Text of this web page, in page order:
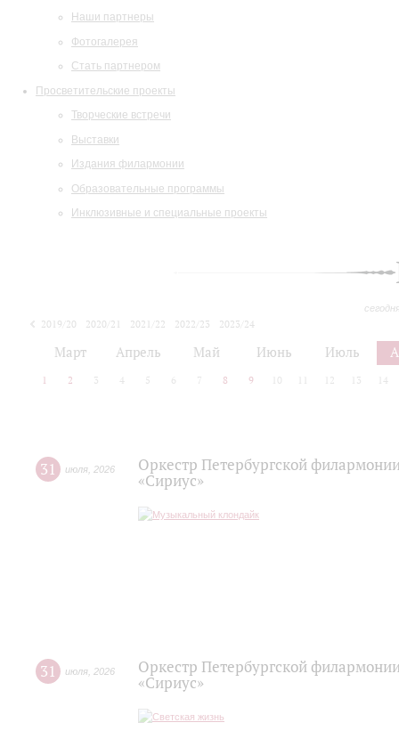
Наши партнеры
Фотогалерея
Стать партнером
Просветительские проекты
Творческие встречи
Выставки
Издания филармонии
Образовательные программы
Инклюзивные и специальные проекты
2019/20 2020/21 2021/22 2022/23
2023/24
Март Апрель Май Июнь Июль
1 2 3 4 5 6 7 8 9 10 12 13 14
31 июля 2026
Оркестр Петербургской
«Сириус»
31 июля 2026
Оркестр Петербургской
«Сириус»